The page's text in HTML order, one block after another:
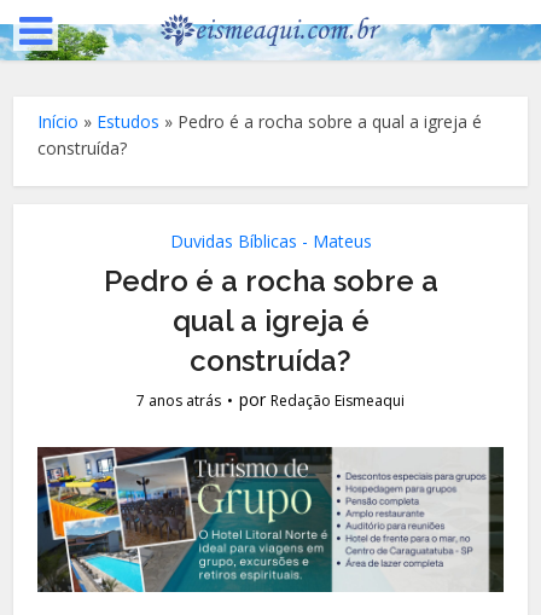
Início » Estudos » Pedro é a rocha sobre a qual a igreja é
construída?
Duvidas Bíblicas - Mateus
Pedro é a rocha sobre a
qual a igreja é
construída?
7 anos atrás porRedação Eismeaqui